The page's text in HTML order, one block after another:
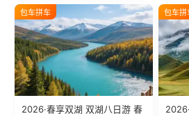
绝美瞬间。 赛湖坦克300跟车视
频：专业摄影师...
瓦人
晨雾
包车拼车
2026·春享双湖 双湖八日游 春
包车拼